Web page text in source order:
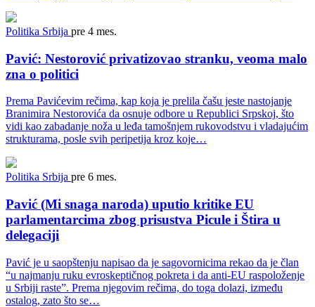
Politika Srbija pre 4 mes.
Pavić: Nestorović privatizovao stranku, veoma malo
zna o politici
Prema Pavićevim rečima, kap koja je prelila čašu jeste nastojanje
Branimira Nestorovića da osnuje odbore u Republici Srpskoj, što
vidi kao zabadanje noža u leđa tamošnjem rukovodstvu i vladajućim
strukturama, posle svih peripetija kroz koje…
Politika Srbija pre 6 mes.
Pavić (Mi snaga naroda) uputio kritike EU
parlamentarcima zbog prisustva Picule i Štira u
delegaciji
Pavić je u saopštenju napisao da je sagovornicima rekao da je član
“u najmanju ruku evroskeptičnog pokreta i da anti-EU raspoloženje
u Srbiji raste”. Prema njegovim rečima, do toga dolazi, između
ostalog, zato što se…